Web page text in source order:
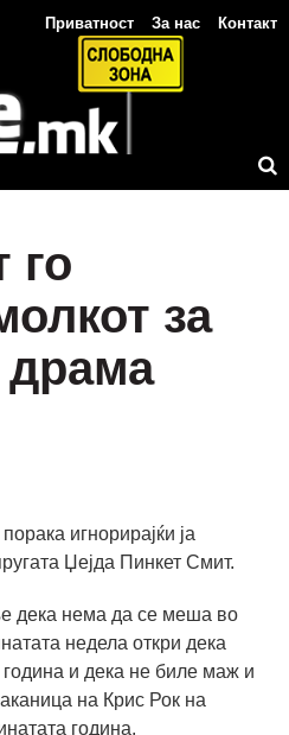
Приватност За нас Контакт
го
за
драма
игнорирајќи ја
Џејда Пинкет Смит.
дека нема да се меша во
недела откри дека
и дека не биле маж и
на Крис Рок на
година.